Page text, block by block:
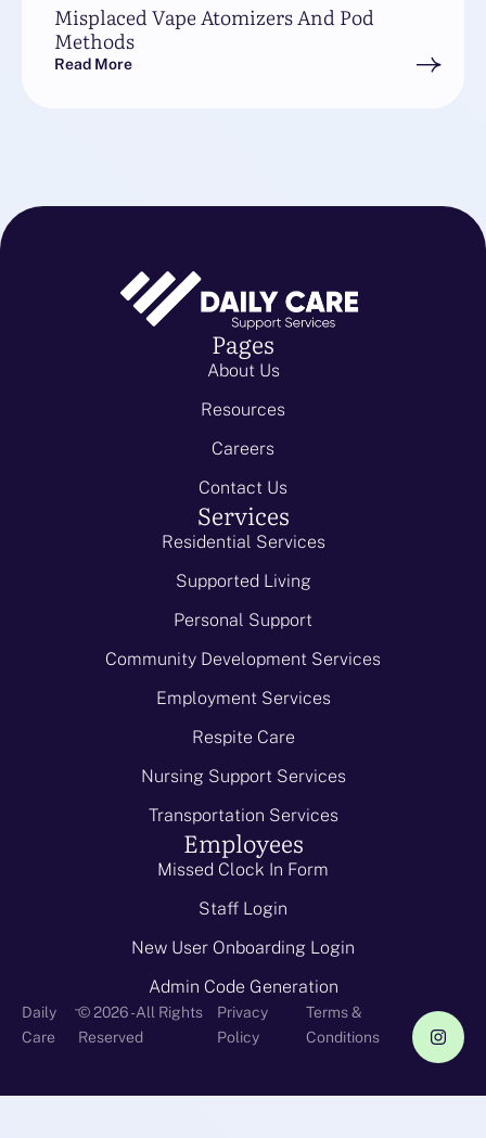
Misplaced Vape Atomizers And Pod
Methods
Read More
Pages
About Us
Resources
Careers
Contact Us
Services
Residential Services
Supported Living
Personal Support
Community Development Services
Employment Services
Respite Care
Nursing Support Services
Transportation Services
Employees
Missed Clock In Form
Staff Login
New User Onboarding Login
Admin Code Generation
Daily
Care
-© 2026 - All Rights
Reserved
Privacy
Policy
Terms &
Conditions